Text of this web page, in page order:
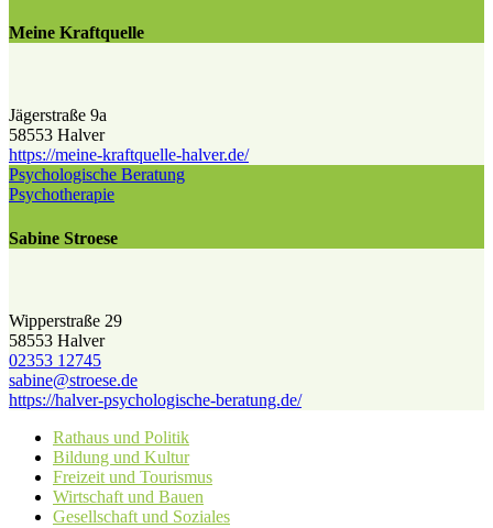
Meine Kraftquelle
Jägerstraße 9a
58553 Halver
https://meine-kraftquelle-halver.de/
Psychologische Beratung
Psychotherapie
Sabine Stroese
Wipperstraße 29
58553 Halver
02353 12745
sabine@​stroese.de
https://halver-psychologische-beratung.de/
Rathaus und Politik
Bildung und Kultur
Freizeit und Tourismus
Wirtschaft und Bauen
Gesellschaft und Soziales